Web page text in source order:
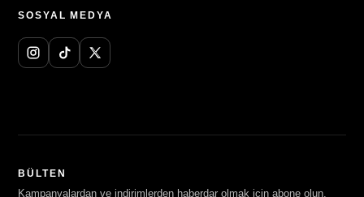
SOSYAL MEDYA
BÜLTEN
Kampanyalardan ve indirimlerden haberdar olmak için abone olun.